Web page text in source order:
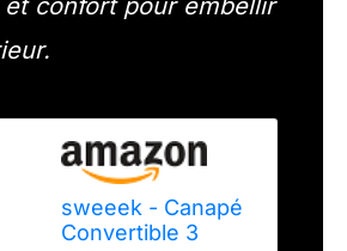
confort pour embellir
sweeek - Canapé
Convertible 3